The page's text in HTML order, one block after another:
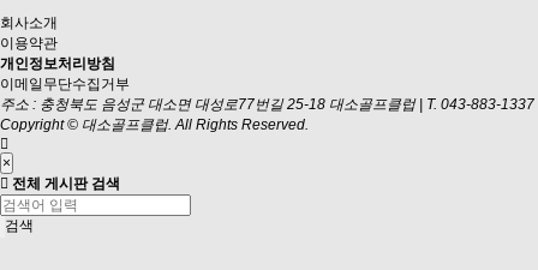
회사소개
이용약관
개인정보처리방침
이메일무단수집거부
주소 : 충청북도 음성군 대소면 대성로77번길 25-18 대소골프클럽
T. 043-883-1337
Copyright © 대소골프클럽. All Rights Reserved.
×
전체 게시판 검색
검색